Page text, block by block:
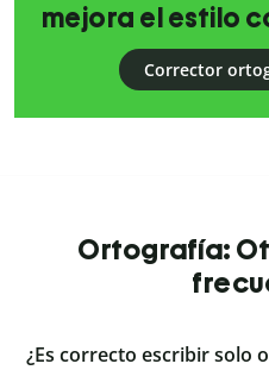
mejora el estilo
Corrector
Ortografía:
¿Es correcto escribir solo